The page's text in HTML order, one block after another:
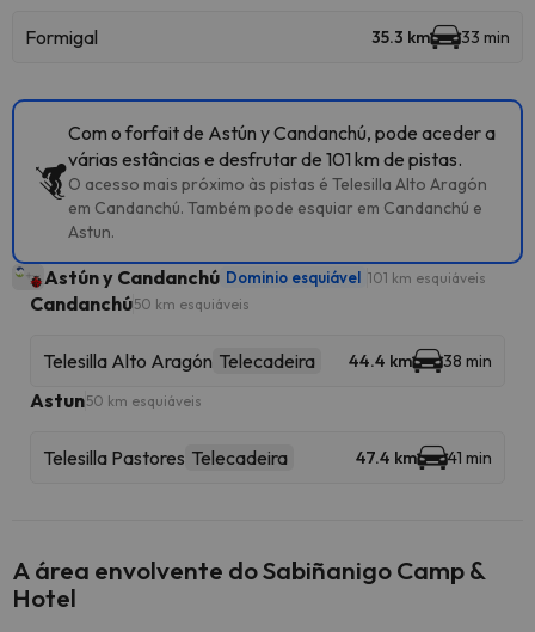
Formigal 35.3 km 33 min
Com o forfait de Astún y Candanchú, pode aceder a
várias estâncias e desfrutar de 101 km de pistas.
O acesso mais próximo às pistas é Telesilla Alto Aragón
em Candanchú. Também pode esquiar em Candanchú e
Astun.
Astún y Candanchú Dominio esquiável 101 km esquiáveis
Candanchú50 km esquiáveis
Telesilla Alto Aragón Telecadeira 44.4 km 38 min
Astun50 km esquiáveis
Telesilla Pastores Telecadeira 47.4 km 41 min
A área envolvente do Sabiñanigo Camp &
Hotel